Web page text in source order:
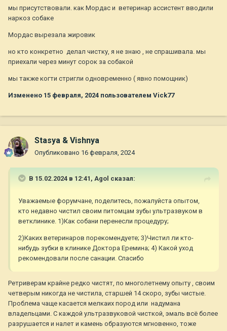
мы присутствовали. как Мордас и ветеринар ассистент вводили
наркоз собаке
Мордас вырезала жировик
но кто конкретно делал чистку, я не знаю , не спрашивала. мы
приехали через минут сорок за собакой
мы также когти стригли одновременно ( явно помощник)
Изменено 15 февраля, 2024 пользователем Vick77
Stasya & Vishnya
Опубликовано 16 февраля, 2024
В 15.02.2024 в 12:41, Agol сказал:
Уважаемые форумчане, поделитесь, пожалуйста опытом,
кто недавно чистил своим питомцам зубы ультразвуком в
ветклинике. 1)Как собани перенесли процедуру;
2)Каких ветеринаров порекомендуете; 3)Чистил ли кто-
нибудь зубки в клинике Доктора Еремина; 4) Какой уход
рекомендовали после санации. Спасибо
Ретриверам крайне редко чистят, по многолетнему опыту , своим
четверым никогда не чистила, старшей 14 скоро, зубы чистые.
Проблема чаще касается мелкаих пород или надумана
владельцами. С каждой ультразвуковой чисткой, эмаль всё более
разрушается и налет и камень образуются мгновенно, тоже